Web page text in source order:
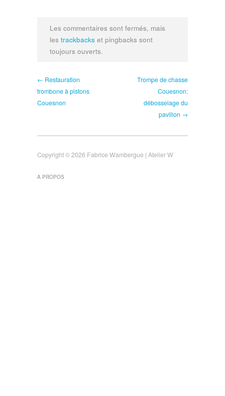
Les commentaires sont fermés, mais
les trackbacks et pingbacks sont
toujours ouverts.
← Restauration
trombone à pistons
Couesnon
Trompe de chasse
Couesnon:
débosselage du
pavillon →
Copyright © 2026 Fabrice Wambergue | Atelier W
A PROPOS